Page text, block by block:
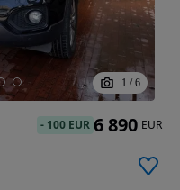
1 / 6
- 100 EUR 6 890 EUR